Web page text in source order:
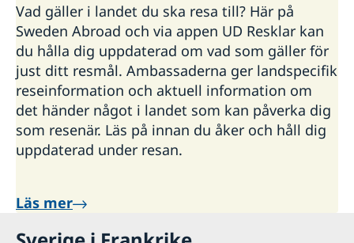
Vad gäller i landet du ska resa till? Här på
Sweden Abroad och via appen UD Resklar kan
du hålla dig uppdaterad om vad som gäller för
just ditt resmål. Ambassaderna ger landspecifik
reseinformation och aktuell information om
det händer något i landet som kan påverka dig
som resenär. Läs på innan du åker och håll dig
uppdaterad under resan.
Läs mer